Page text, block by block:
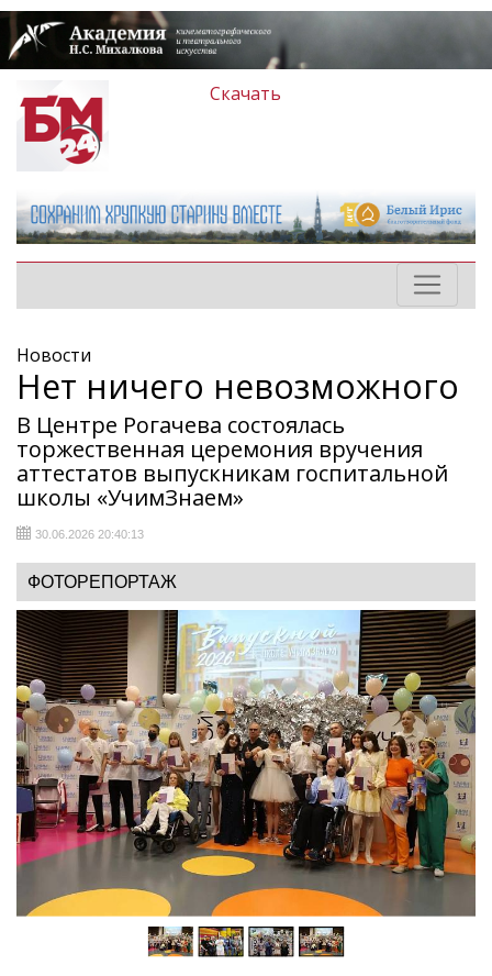
Скачать
Новости
Нет ничего невозможного
В Центре Рогачева состоялась
торжественная церемония вручения
аттестатов выпускникам госпитальной
школы «УчимЗнаем»
30.06.2026 20:40:13
ФОТОРЕПОРТАЖ